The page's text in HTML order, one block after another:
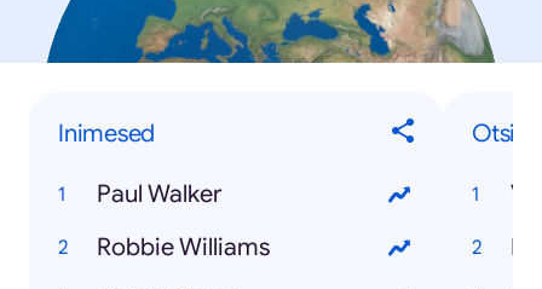
Inimesed
Paul Walker
Robbie Williams